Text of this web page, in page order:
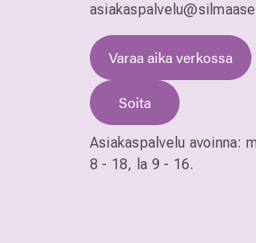
Varaa aika verkossa
Soita
Asiakaspalvelu avoinna:
8 - 18, la 9 - 16.